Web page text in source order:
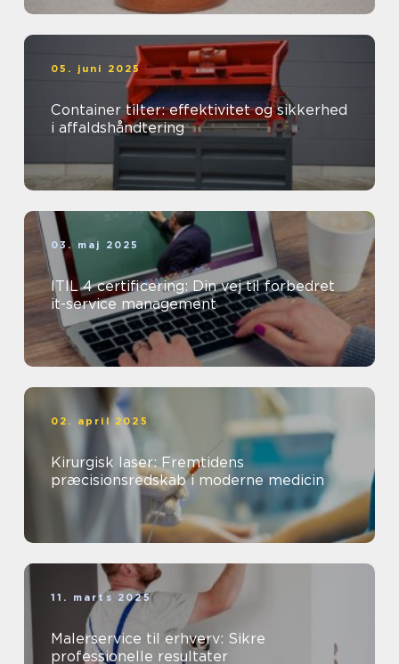
05. juni 2025
Container tilter: effektivitet og sikkerhed
i affaldshåndtering
03. maj 2025
ITIL 4 certificering: Din vej til forbedret
it-service management
02. april 2025
Kirurgisk laser: Fremtidens
præcisionsredskab i moderne medicin
11. marts 2025
Malerservice til erhverv: Sikre
professionelle resultater